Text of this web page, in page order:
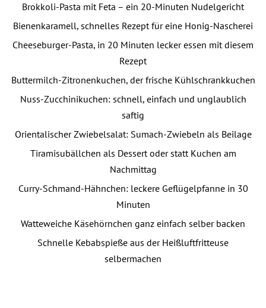
Brokkoli-Pasta mit Feta – ein 20-Minuten Nudelgericht
Bienenkaramell, schnelles Rezept für eine Honig-Nascherei
Cheeseburger-Pasta, in 20 Minuten lecker essen mit diesem
Rezept
Buttermilch-Zitronenkuchen, der frische Kühlschrankkuchen
Nuss-Zucchinikuchen: schnell, einfach und unglaublich
saftig
Orientalischer Zwiebelsalat: Sumach-Zwiebeln als Beilage
Tiramisubällchen als Dessert oder statt Kuchen am
Nachmittag
Curry-Schmand-Hähnchen: leckere Geflügelpfanne in 30
Minuten
Watteweiche Käsehörnchen ganz einfach selber backen
Schnelle Kebabspieße aus der Heißluftfritteuse
selbermachen